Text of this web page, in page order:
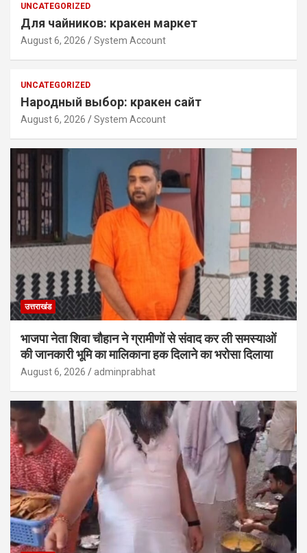
UNCATEGORIZED
Для чайников: кракен маркет
August 6, 2026 System Account
UNCATEGORIZED
Народный выбор: кракен сайт
August 6, 2026 System Account
उत्तराखंड
भाजपा नेता शिवा चौहान ने ग्रामीणों से संवाद कर ली समस्याओं
की जानकारी भूमि का मालिकाना हक दिलाने का भरोसा दिलाया
August 6, 2026 adminprabhat